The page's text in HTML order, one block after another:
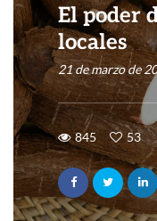
El poder
locales
21 de marzo de
845 53